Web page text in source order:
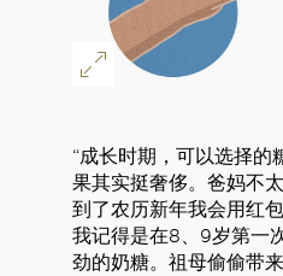
“成长时期，可以选择的
果其实挺奢侈。爸妈不
到了农历新年我会用红
我记得是在8、9岁第一
劲的奶糖。祖母偷偷带